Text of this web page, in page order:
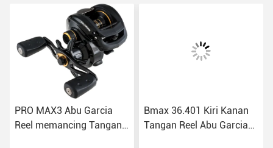
PRO MAX3 Abu Garcia
Reel memancing Tangan
Bmax 36.401 Kiri Kanan
Tangan Reel Abu Garcia